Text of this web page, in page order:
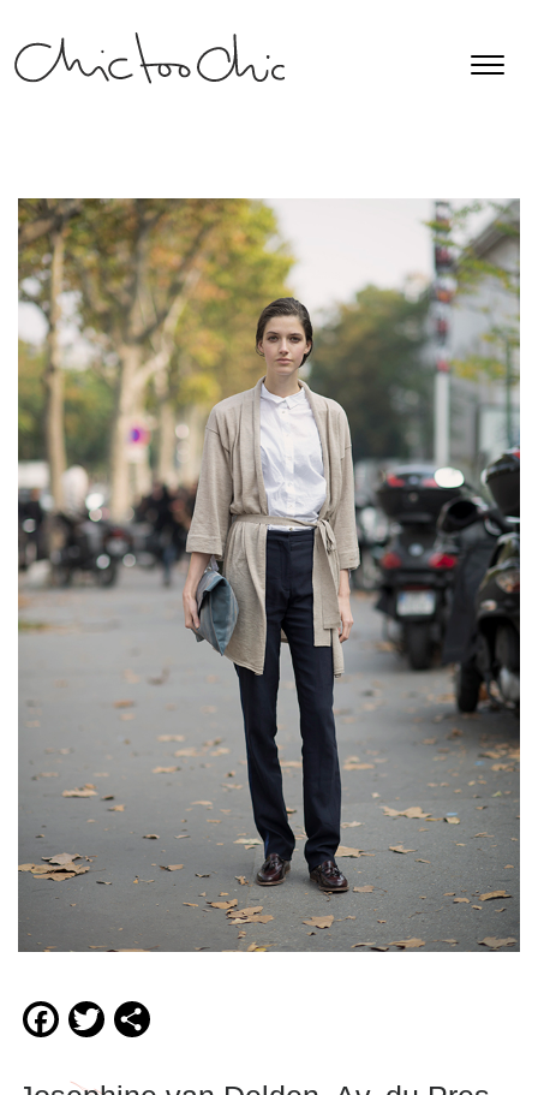
Facebook
Twitter